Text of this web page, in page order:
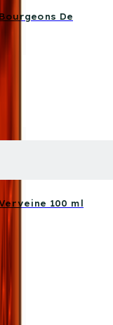
De
100 ml